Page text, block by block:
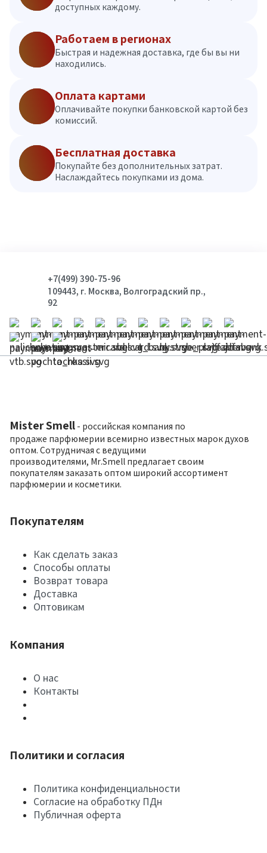
доступных каждому.
Работаем в регионах
Быстрая и надежная доставка, где бы вы ни
находились.
Оплата картами
Оплачивайте покупки банковской картой без
комиссий.
Бесплатная доставка
Покупайте без дополнительных затрат.
Наслаждайтесь покупками из дома.
+7(499) 390-75-96
109443, г. Москва, Волгоградский пр.,
92
Mister Smell - российская компания по
продаже парфюмерии всемирно известных марок духов
оптом. Сотрудничая с ведущими
производителями, Mr.Smell предлагает своим
покупателям заказать оптом широкий ассортимент
парфюмерии и косметики.
Покупателям
Как сделать заказ
Способы оплаты
Возврат товара
Доставка
Оптовикам
Компания
О нас
Контакты
Политики и согласия
Политика конфиденциальности
Согласие на обработку ПДн
Публичная оферта